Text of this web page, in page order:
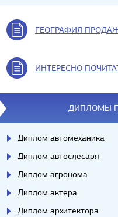
ГЕОГРАФИЯ
ИНТЕРЕСНО
ДИПЛОМЫ
Диплом автомеханика
Диплом автослесаря
Диплом агронома
Диплом актера
Диплом архитектора